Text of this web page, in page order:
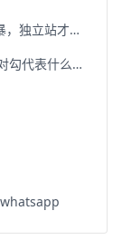
【2025年8月危与机】Temu再掀封店风暴，独立站才是跨境卖家的避险通道
whatsapp一个对勾两个对勾,whatsapp对勾代表什么意思